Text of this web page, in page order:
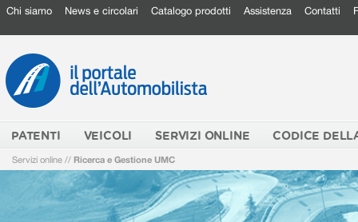
Chi siamo News e circolari Catalogo prodotti Assistenza Contatti
PATENTI VEICOLI SERVIZI ONLINE CODICE
Servizi online // Ricerca e Gestione UMC